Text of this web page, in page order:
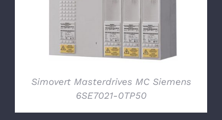
Simovert Masterdrives MC Siemens
6SE7021-0TP50